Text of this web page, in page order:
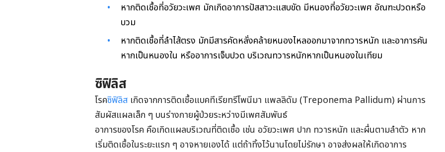
หากติดเชื้อที่อวัยวะเพศ มักเกิดอาการปัสสาวะแสบขัด มีหนองที่อวัยวะเพศ อัณฑะปวดหรือ
บวม
หากติดเชื้อที่ลำไส้ตรง มักมีสารคัดหลั่งคล้ายหนองไหลออกมาจากทวารหนัก และอาการคัน
หากเป็นหนองใน หรืออาการเจ็บปวด บริเวณทวารหนักหากเป็นหนองในเทียม
ซิฟิลิส
โรคซิฟิลิส เกิดจากการติดเชื้อแบคทีเรียทรีโพนีมา แพลลิดัม (Treponema Pallidum) ผ่านการ
สัมผัสแผลเล็ก ๆ บนร่างกายผู้ป่วยระหว่างมีเพศสัมพันธ์
อาการของโรค คือเกิดแผลบริเวณที่ติดเชื้อ เช่น อวัยวะเพศ ปาก ทวารหนัก และผื่นตามลำตัว หาก
เริ่มติดเชื้อในระยะแรก ๆ อาจหายเองได้ แต่ถ้าทิ้งไว้นานโดยไม่รักษา อาจส่งผลให้เกิดอาการ